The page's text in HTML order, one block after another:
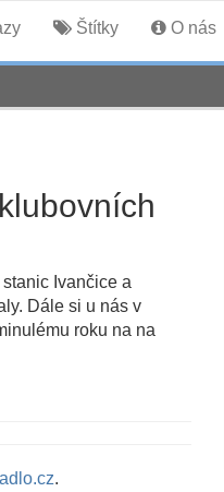
Štítky O nás
Ivančice a
Dále si u nás v
roku na na
.